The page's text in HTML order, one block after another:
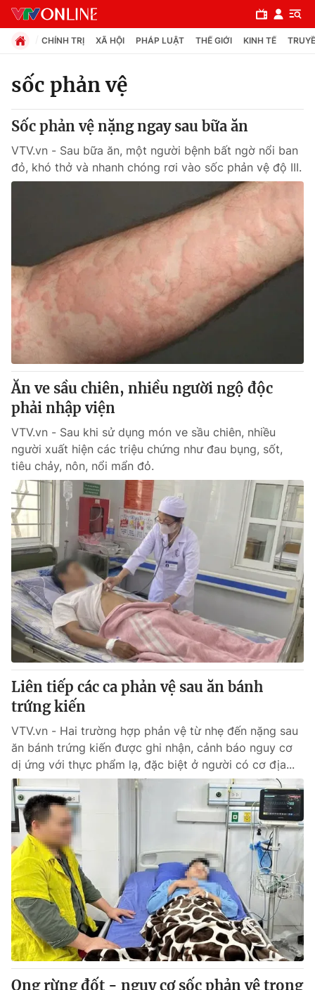
Chuyên mục
Xã hội
Y tế
Thế giới
Tin tức
Thế giới đó đây
Câu chuyện quốc tế
Kinh tế
Tài chính
Thị trường
Góc doanh nghiệp
Dữ liệu và đời sống
Truyền hình
Phim VTV
Hậu trường
Nhân vật
Khán giả
Giải sao mai
Giải trí
Điện ảnh
Âm nhạc
Sao
Đời sống
Du lịch
Làm đẹp
Chất lượng cuộc sống
Giáo dục
Tuyển sinh
Học trực tuyến
Công nghệ
Hitech Công nghệ tương lai
Sản phẩm
Thị trường
Tư vấn
Giao lưu trực tuyến
Lịch phát sóng
Emagazine Podcast
Photo Infographic
Video Shorts video
VTV Money VTV Thể thao
VTV Sức khoẻ Bất động sản
Thị trường 24h Tấm lòng Việt
CHÍNH TRỊ XÃ HỘI PHÁP LUẬT THẾ GIỚI KINH TẾ
sốc phản vệ
Sốc phản vệ nặng ngay sau bữa ăn
VTV.vn - Sau bữa ăn, một người bệnh bất ngờ nổi ban
đỏ, khó thở và nhanh chóng rơi vào sốc phản vệ độ III.
Ăn ve sầu chiên, nhiều người ngộ độc
phải nhập viện
VTV.vn - Sau khi sử dụng món ve sầu chiên, nhiều
người xuất hiện các triệu chứng như đau bụng, sốt,
tiêu chảy, nôn, nổi mẩn đỏ.
Liên tiếp các ca phản vệ sau ăn bánh
trứng kiến
VTV.vn - Hai trường hợp phản vệ từ nhẹ đến nặng sau
ăn bánh trứng kiến được ghi nhận, cảnh báo nguy cơ
dị ứng với thực phẩm lạ, đặc biệt ở người có cơ địa...
Ong rừng đốt - nguy cơ sốc phản vệ trong